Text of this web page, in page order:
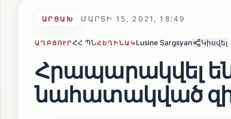
ԱՐՑԱԽ ՄԱՐՏԻ 15, 2021, 18:49
ԱՂԲՅՈՒՐՀՀ ՊՆՀԵՂԻՆԱԿ Lusine Sargsyan Կիսվել
Հրապարակվել
նահատակված